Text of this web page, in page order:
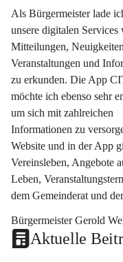
Als Bürgermeister lade
unsere digitalen Services
Mitteilungen,
Veranstaltungen und
zu erkunden. Die App
möchte ich ebenso sehr
um sich mit zahlreichen
Informationen zu
Website und in der App
Vereinsleben, Angebote
Leben,
dem Gemeinderat und
Bürgermeister Gerold
Aktuelle